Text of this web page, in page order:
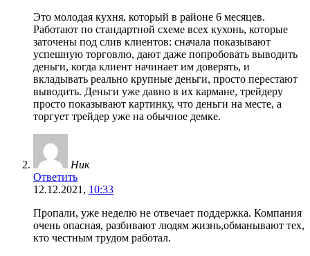
Это молодая кухня, который в районе 6 месяцев.
Работают по стандартной схеме всех кухонь, которые
заточены под слив клиентов: сначала показывают
успешную торговлю, дают даже попробовать выводить
деньги, когда клиент начинает им доверять, и
вкладывать реально крупные деньги, просто перестают
выводить. Деньги уже давно в их кармане, трейдеру
просто показывают картинку, что деньги на месте, а
торгует трейдер уже на обычное демке.
Ник
Ответить
12.12.2021, 10:33
Пропали, уже неделю не отвечает поддержка. Компания
очень опасная, разбивают людям жизнь,обманывают тех,
кто честным трудом работал.